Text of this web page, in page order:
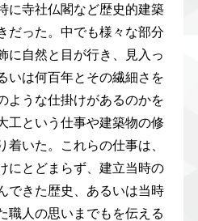
に寺社仏閣など歴史的建築
だった。中でも様々な部分
に自然と目が行き、見入っ
いは何百年とその繊細さを
ような仕掛けがあるのかを
工という仕事や建築物の修
いた。これらの仕事は、
にとどまらず、建立当時の
できた歴史、あるいは当時
職人の思いまでもを伝える